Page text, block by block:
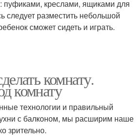
пуфиками, креслами, ящиками для
следует разместить небольшой
сможет сидеть и играть.
комнату.
комнату
технологии и правильный
с балконом, мы расширим наше
зрительно.